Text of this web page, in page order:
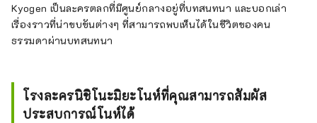
Kyogen เป็นละครตลกที่มีศูนย์กลางอยู่ที่บทสนทนา และบอกเล่า
เรื่องราวที่น่าขบขันต่างๆ ที่สามารถพบเห็นได้ในชีวิตของคน
ธรรมดาผ่านบทสนทนา
โรงละครนิชิโนะมิยะโนห์ที่คุณสามารถสัมผัส
ประสบการณ์โนห์ได้